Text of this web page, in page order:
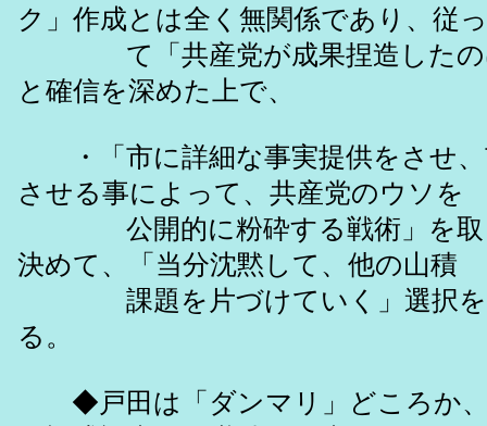
ク」作成とは全く無関係であり、従っ
て「共産党が成果捏造したの
と確信を深めた上で、
・「市に詳細な事実提供をさせ、
させる事によって、共産党のウソを
公開的に粉砕する戦術」を取
決めて、「当分沈黙して、他の山積
課題を片づけていく」選択を
る。
◆戸田は「ダンマリ」どころか、